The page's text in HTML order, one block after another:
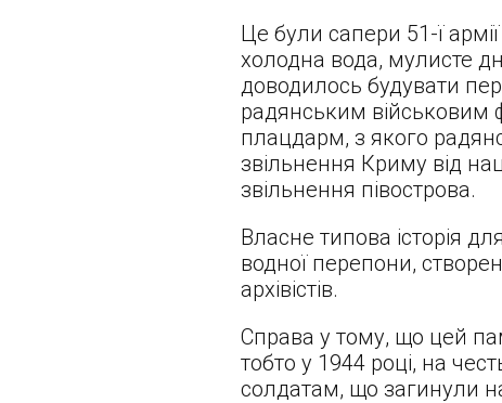
Це були сапери 51-ї
холодна вода, мулисте
доводилось будувати
радянським військовим
плацдарм, з якого
звільнення Криму від
звільнення півострова.
Власне типова історія
водної перепони,
архівістів.
Справа у тому, що цей
тобто у 1944 році, на
солдатам, що загинули